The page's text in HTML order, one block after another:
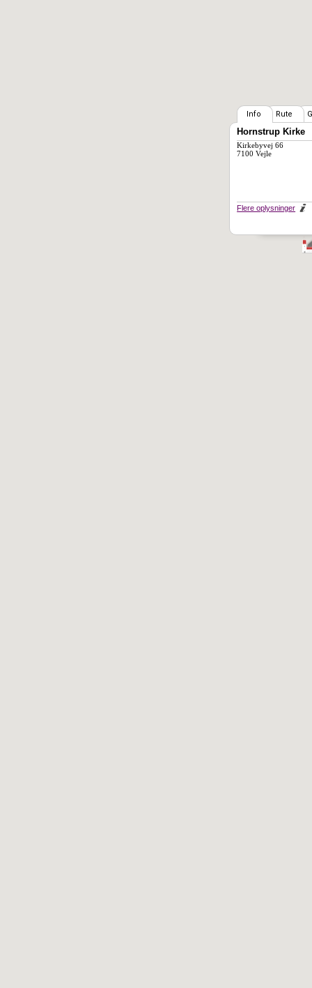
Info Rute
Hornstrup Kirke
Kirkebyvej 66
7100 Vejle
Flere oplysninger